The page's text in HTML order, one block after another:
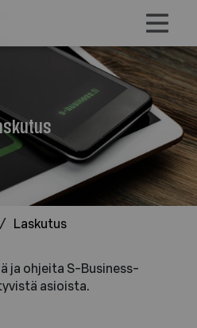
/ Laskutus
ja ohjeita S-Business-
asioista.